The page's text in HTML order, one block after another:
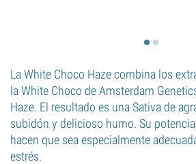
La White Choco Haze combina los
la White Choco de Amsterdam
Haze. El resultado es una Sativa de
subidón y delicioso humo. Su
hacen que sea especialmente
estrés.